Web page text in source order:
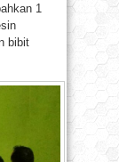
1
bibit